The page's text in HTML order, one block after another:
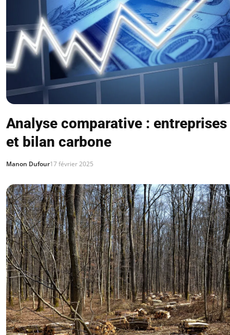
Analyse comparative :
et bilan carbone
Manon Dufour17 février 2025